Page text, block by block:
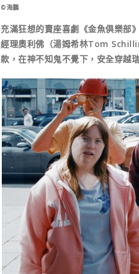
©海鵬
充滿狂想的賣座喜劇《金魚俱樂
經理奧利佛（湯姆希林Tom
款，在神不知鬼不覺下，安全穿越